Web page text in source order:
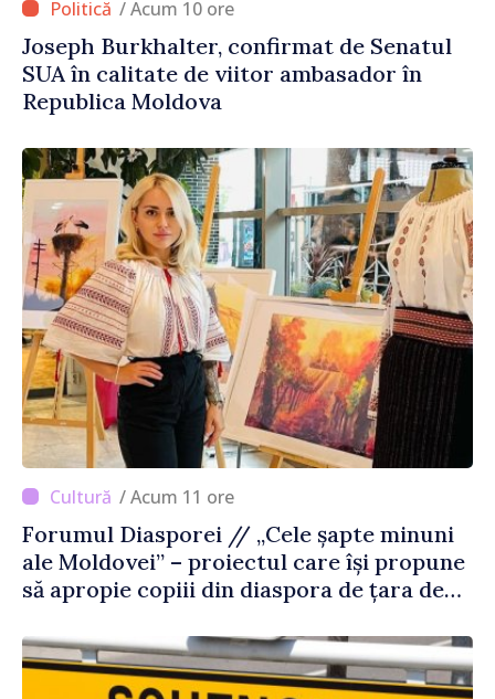
/ Acum 10 ore
Joseph Burkhalter, confirmat de Senatul
SUA în calitate de viitor ambasador în
Republica Moldova
/ Acum 11 ore
Forumul Diasporei // „Cele șapte minuni
ale Moldovei” – proiectul care își propune
să apropie copiii din diaspora de țara de